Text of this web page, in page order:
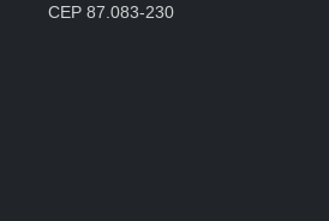
CEP 87.083-230